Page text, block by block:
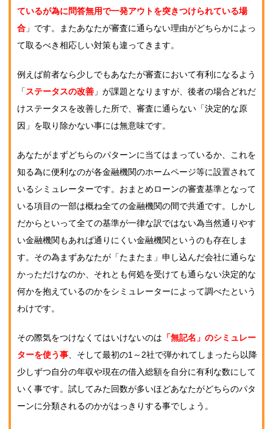
ているが為に問答無用で一発アウトを突きつけられている場
合 」です。またあなたが審査に通らない理由がどちらかによっ
て取るべき相応しい対策も違ってきます。
例えば前者なら少しでもあなたが審査において有利になるよう
「ステータスの改善 」が課題となりますが、後者の場合どれだ
けステータスを改善した所で、審査に通らない「決定的な原
因」を取り除かない事には無意味です。
あなたがまずどちらのパターンに当てはまっているか、これを
知る為に便利なのが各金融機関のホームページ等に設置されて
いるシミュレーターです。おまとめローンの審査基準となって
いる項目の一部は概ね全ての金融機関の間で共通です。しかし
だからといって全ての基準が一律な訳ではない為当然通りやす
い金融機関もあれば通りにくい金融機関というのも存在しま
す。その為まずあなたが「たまたま」申し込んだ会社に通らな
かっただけなのか、それとも何処を受けても通らない決定的な
何かを抱えているのかをシミュレーターによって調べたという
わけです。
その際気をつけなくてはいけないのは 「無記名」のシミュレー
ターを使う事 、そして最初の1～2社で弾かれてしまったら以降
少しずつ自分の年収や現在の借入総額を自分に有利な数にして
いく事です。試してみた回数が多いほどあなたがどちらのパタ
ーンに分類されるのかがはっきりする事でしょう。